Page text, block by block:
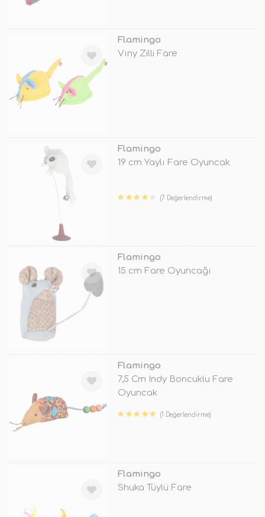
Flamingo
Vıny Zilli Fare
Flamingo
19 cm Yaylı Fare Oyuncak
(7 Değerlendirme)
Flamingo
15 cm Fare Oyuncağı
Flamingo
7,5 Cm Indy Boncuklu Fare
Oyuncak
(1 Değerlendirme)
Flamingo
Shuka Tüylü Fare